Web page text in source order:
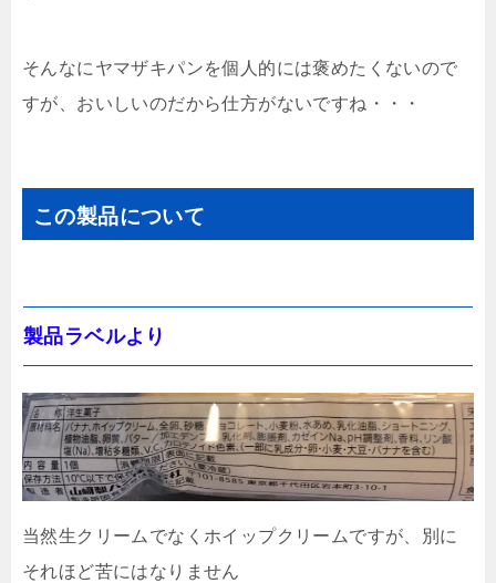
そんなにヤマザキパンを個人的には褒めたくないので
すが、おいしいのだから仕方がないですね・・・
この製品について
製品ラベルより
当然生クリームでなくホイップクリームですが、別に
それほど苦にはなりません